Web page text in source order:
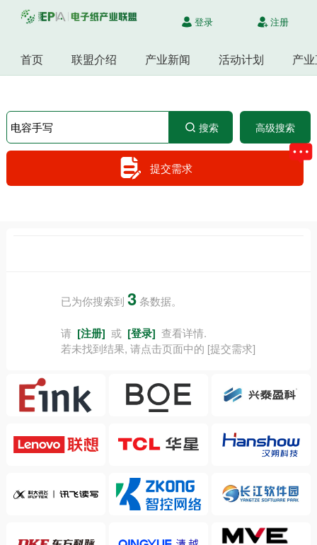
登录 注册
首页 联盟介绍 产业新闻 活动计划 产
搜索 高级搜索
提交需求
已为你搜索到 3 条数据。
请 [注册] 或 [登录] 查看详情.
若未找到结果, 请点击页面中的 [提交需求]